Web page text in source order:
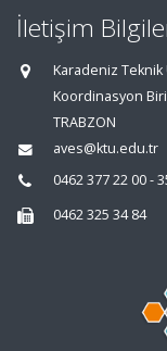
İletişim
Karadeniz
Koordinasyon
TRABZON
aves@ktu.edu.tr
0462 377 22 00 -
0462 325 34 84